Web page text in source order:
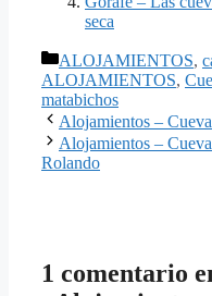
seca
Categorías
ALOJAMIENTOS,
ALOJAMIENTOS,
matabichos
Alojamientos –
Alojamientos –
Rolando
1 comentario